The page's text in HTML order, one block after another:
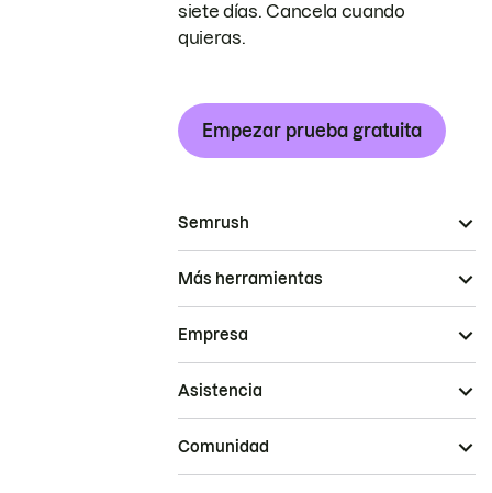
siete días. Cancela cuando
quieras.
Empezar prueba gratuita
Semrush
Más herramientas
Empresa
Asistencia
Comunidad